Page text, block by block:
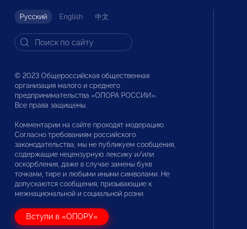
Русский English 中文
© 2023 Общероссийская общественная
организация малого и среднего
предпринимательства «ОПОРА РОССИИ».
Все права защищены.
Комментарии на сайте проходят модерацию.
Согласно требованиям российского
законодательства, мы не публикуем сообщения,
содержащие нецензурную лексику и/или
оскорбления, даже в случае замены букв
точками, тире и любыми иными символами. Не
допускаются сообщения, призывающие к
межнациональной и социальной розни.
Вступи в «ОПОРУ»